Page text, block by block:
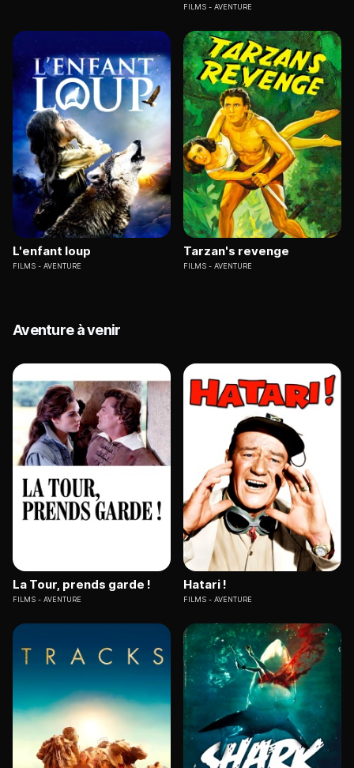
FILMS AVENTURE
L'enfant loup
FILMS AVENTURE
Tarzan's revenge
FILMS AVENTURE
Aventure à venir
La Tour, prends garde !
FILMS AVENTURE
Hatari !
FILMS AVENTURE